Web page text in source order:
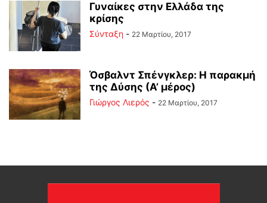
Γυναίκες στην Ελλάδα της
κρίσης
Σύνταξη - 22 Μαρτίου, 2017
Όσβαλντ Σπένγκλερ: Η παρακμή
της Δύσης (Α’ μέρος)
Γιώργος Λιερός - 22 Μαρτίου, 2017